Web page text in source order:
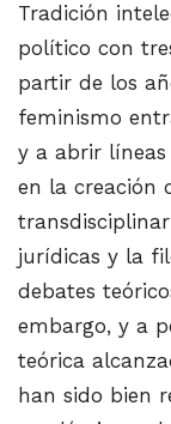
Tradición
político con
partir de los
feminismo
y a abrir
en la creación
jurídicas y la
debates
embargo, y a
teórica
han sido bien